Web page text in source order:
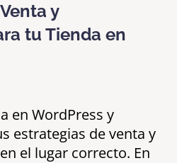
y
tu Tienda en
en WordPress y
estrategias de venta y
el lugar correcto. En